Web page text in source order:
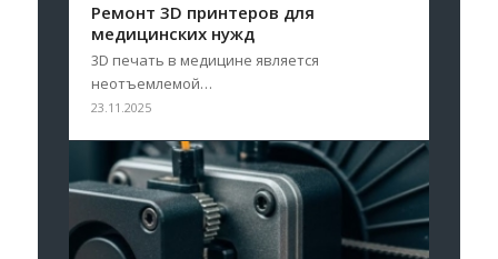
Ремонт 3D принтеров для
медицинских нужд
3D печать в медицине является
неотъемлемой…
23.11.2025